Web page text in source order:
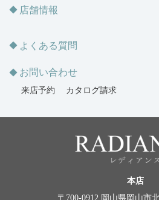
店舗情報
よくある質問
お問い合わせ
来店予約 カタログ請求
本店
〒700-0912 岡山県岡山市